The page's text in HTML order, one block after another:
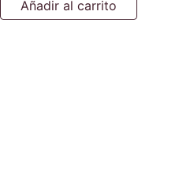
Añadir al carrito